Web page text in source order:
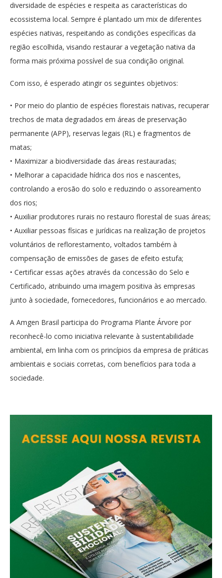
diversidade de espécies e respeita as características do
ecossistema local. Sempre é plantado um mix de diferentes
espécies nativas, respeitando as condições específicas da
região escolhida, visando restaurar a vegetação nativa da
forma mais próxima possível de sua condição original.
Com isso, é esperado atingir os seguintes objetivos:
• Por meio do plantio de espécies florestais nativas, recuperar
trechos de mata degradados em áreas de preservação
permanente (APP), reservas legais (RL) e fragmentos de
matas;
• Maximizar a biodiversidade das áreas restauradas;
• Melhorar a capacidade hídrica dos rios e nascentes,
controlando a erosão do solo e reduzindo o assoreamento
dos rios;
• Auxiliar produtores rurais no restauro florestal de suas áreas;
• Auxiliar pessoas físicas e jurídicas na realização de projetos
voluntários de reflorestamento, voltados também à
compensação de emissões de gases de efeito estufa;
• Certificar essas ações através da concessão do Selo e
Certificado, atribuindo uma imagem positiva às empresas
junto à sociedade, fornecedores, funcionários e ao mercado.
A Amgen Brasil participa do Programa Plante Árvore por
reconhecê-lo como iniciativa relevante à sustentabilidade
ambiental, em linha com os princípios da empresa de práticas
ambientais e sociais corretas, com benefícios para toda a
sociedade.